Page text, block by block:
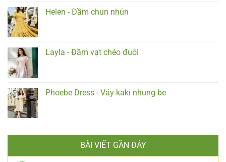
Helen - Đầm chun nhún
Layla - Đầm vạt chéo đuôi
Phoebe Dress - Váy kaki nhung be
BÀI VIẾT GẦN ĐÂY